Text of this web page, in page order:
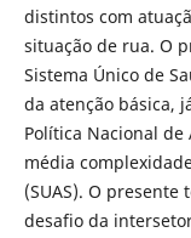
distintos com
situação de rua. O
Sistema Único de
da atenção básica,
Política Nacional de
média
(SUAS). O
desafio da